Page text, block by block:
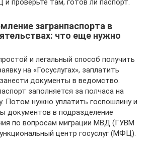
проверьте там, готов ли паспорт.
загранпаспорта в
что еще нужно
и легальный способ получить
на «Госуслугах», заплатить
документы в ведомство.
заполняется за полчаса на
Потом нужно уплатить госпошлину и
документов в подразделение
по вопросам миграции МВД (ГУВМ
центр госуслуг (МФЦ).